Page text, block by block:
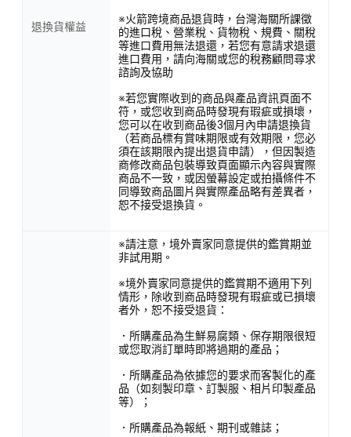
退換貨權益
※火箭跨境商品退貨時，台灣海關所課徵
的進口稅、營業稅、貨物稅、規費、關稅
等進口費用無法退還，若您有意請求退還
進口費用，請向海關或您的稅務顧問尋求
諮詢及協助
※若您實際收到的商品與產品資訊頁面不
符，或您收到商品時發現有瑕疵或損壞，
您可以在收到商品後3個月內申請退換貨
（若商品標有賞味期限或有效期限，您必
須在該期限內提出退貨申請），但因製造
商修改商品包裝導致頁面顯示內容與實際
商品不一致，或因螢幕設定或拍攝條件不
同導致商品圖片與實際產品略有差異者，
恕不接受退換貨。
※請注意，境外賣家同意提供的鑑賞期並
非試用期。
※境外賣家同意提供的鑑賞期不適用下列
情形，除收到商品時發現有瑕疵或已損壞
者外，恕不接受退貨：
．所購產品為生鮮易腐類、保存期限很短
或您取消訂單時即將過期的產品；
．所購產品為依據您的要求而客製化的產
品（如刻製印章、訂製服、相片印製產品
等）；
．所購產品為報紙、期刊或雜誌；